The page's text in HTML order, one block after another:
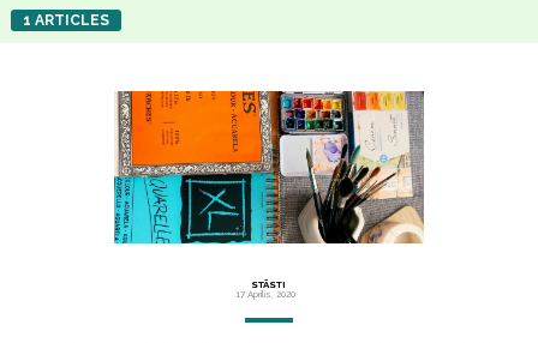
1 ARTICLES
STĀSTI
17 Aprīlis, 2020